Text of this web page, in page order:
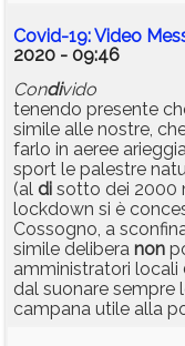
Covid-19: Video
2020 - 09:46
Condivido
tenendo presente
simile alle nostre,
farlo in aeree
sport le palestre
(al di sotto dei 2000
lockdown si è
Cossogno, a
simile delibera non
amministratori locali
dal suonare sempre
campana utile alla